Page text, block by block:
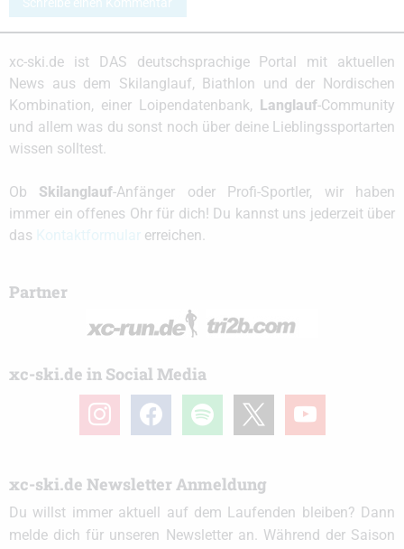
xc-ski.de ist DAS deutschsprachige Portal mit aktuellen
News aus dem Skilanglauf, Biathlon und der Nordischen
Kombination, einer Loipendatenbank, Langlauf-Community
und allem was du sonst noch über deine Lieblingssportarten
wissen solltest.
Ob Skilanglauf-Anfänger oder Profi-Sportler, wir haben
immer ein offenes Ohr für dich! Du kannst uns jederzeit über
das
erreichen.
Partner
xc-ski.de in Social Media
instagramfacebook spotify youtube
xc-ski.de Newsletter Anmeldung
Du willst immer aktuell auf dem Laufenden bleiben? Dann
melde dich für unseren Newsletter an. Während der Saison